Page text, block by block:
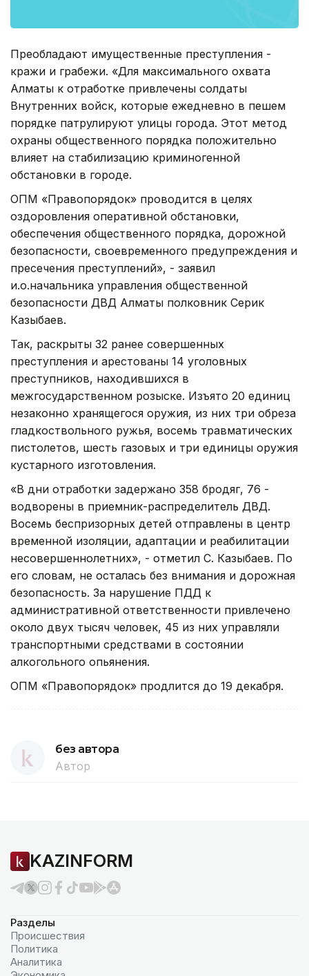
Преобладают имущественные преступления -
кражи и грабежи. «Для максимального охвата
Алматы к отработке привлечены солдаты
Внутренних войск, которые ежедневно в пешем
порядке патрулируют улицы города. Этот метод
охраны общественного порядка положительно
влияет на стабилизацию криминогенной
обстановки в городе.
ОПМ «Правопорядок» проводится в целях
оздоровления оперативной обстановки,
обеспечения общественного порядка, дорожной
безопасности, своевременного предупреждения и
пресечения преступлений», - заявил
и.о.начальника управления общественной
безопасности ДВД Алматы полковник Серик
Казыбаев.
Так, раскрыты 32 ранее совершенных
преступления и арестованы 14 уголовных
преступников, находившихся в
межгосударственном розыске. Изъято 20 единиц
незаконно хранящегося оружия, из них три обреза
гладкоствольного ружья, восемь травматических
пистолетов, шесть газовых и три единицы оружия
кустарного изготовления.
«В дни отработки задержано 358 бродяг, 76 -
водворены в приемник-распределитель ДВД.
Восемь беспризорных детей отправлены в центр
временной изоляции, адаптации и реабилитации
несовершеннолетних», - отметил С. Казыбаев. По
его словам, не осталась без внимания и дорожная
безопасность. За нарушение ПДД к
административной ответственности привлечено
около двух тысяч человек, 45 из них управляли
транспортными средствами в состоянии
алкогольного опьянения.
ОПМ «Правопорядок» продлится до 19 декабря.
без автора
Автор
KAZINFORM
Разделы
Происшествия
Политика
Аналитика